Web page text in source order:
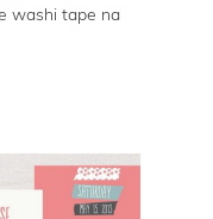
washi tape na